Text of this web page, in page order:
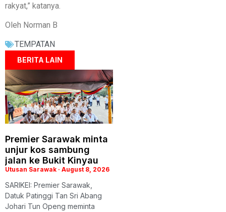
rakyat,” katanya.
Oleh Norman B
TEMPATAN
BERITA LAIN
Premier Sarawak minta
unjur kos sambung
jalan ke Bukit Kinyau
Utusan Sarawak August 8, 2026
SARIKEI: Premier Sarawak,
Datuk Patinggi Tan Sri Abang
Johari Tun Openg meminta